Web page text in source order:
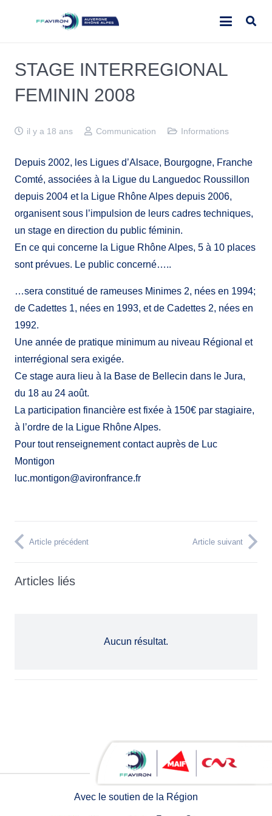
STAGE INTERREGIONAL
FEMININ 2008
il y a 18 ans Communication Informations
Depuis 2002, les Ligues d’Alsace, Bourgogne, Franche
Comté, associées à la Ligue du Languedoc Roussillon
depuis 2004 et la Ligue Rhône Alpes depuis 2006,
organisent sous l’impulsion de leurs cadres techniques,
un stage en direction du public féminin.
En ce qui concerne la Ligue Rhône Alpes, 5 à 10 places
sont prévues. Le public concerné…..
…sera constitué de rameuses Minimes 2, nées en 1994;
de Cadettes 1, nées en 1993, et de Cadettes 2, nées en
1992.
Une année de pratique minimum au niveau Régional et
interrégional sera exigée.
Ce stage aura lieu à la Base de Bellecin dans le Jura,
du 18 au 24 août.
La participation financière est fixée à 150€ par stagiaire,
à l’ordre de la Ligue Rhône Alpes.
Pour tout renseignement contact auprès de Luc
Montigon
luc.montigon@avironfrance.fr
Article précédent Article suivant
Articles liés
Aucun résultat.
Avec le soutien de la Région